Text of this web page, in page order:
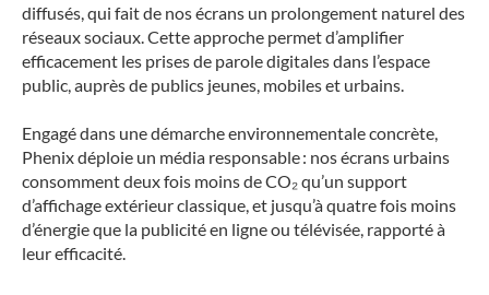
diffusés, qui fait de nos écrans un prolongement naturel des
réseaux sociaux. Cette approche permet d’amplifier
efficacement les prises de parole digitales dans l’espace
public, auprès de publics jeunes, mobiles et urbains.
Engagé dans une démarche environnementale concrète,
Phenix déploie un média responsable : nos écrans urbains
consomment deux fois moins de CO₂ qu’un support
d’affichage extérieur classique, et jusqu’à quatre fois moins
d’énergie que la publicité en ligne ou télévisée, rapporté à
leur efficacité.